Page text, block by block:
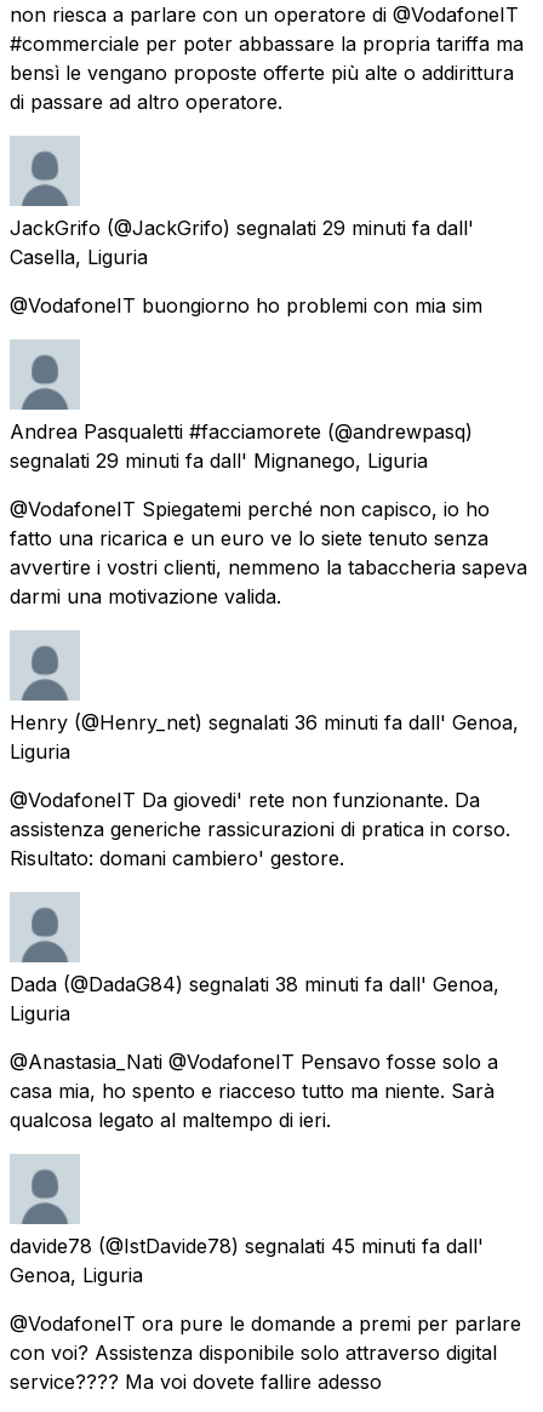
non riesca a parlare con un operatore di @VodafoneIT
#commerciale per poter abbassare la propria tariffa ma
bensì le vengano proposte offerte più alte o addirittura
di passare ad altro operatore.
JackGrifo (@JackGrifo) segnalati 29 minuti fa dall'
Casella, Liguria
@VodafoneIT buongiorno ho problemi con mia sim
Andrea Pasqualetti #facciamorete (@andrewpasq)
segnalati 29 minuti fa dall' Mignanego, Liguria
@VodafoneIT Spiegatemi perché non capisco, io ho
fatto una ricarica e un euro ve lo siete tenuto senza
avvertire i vostri clienti, nemmeno la tabaccheria sapeva
darmi una motivazione valida.
Henry (@Henry_net) segnalati 36 minuti fa dall' Genoa,
Liguria
@VodafoneIT Da giovedi' rete non funzionante. Da
assistenza generiche rassicurazioni di pratica in corso.
Risultato: domani cambiero' gestore.
Dada (@DadaG84) segnalati 38 minuti fa dall' Genoa,
Liguria
@Anastasia_Nati @VodafoneIT Pensavo fosse solo a
casa mia, ho spento e riacceso tutto ma niente. Sarà
qualcosa legato al maltempo di ieri.
davide78 (@IstDavide78) segnalati 45 minuti fa dall'
Genoa, Liguria
@VodafoneIT ora pure le domande a premi per parlare
con voi? Assistenza disponibile solo attraverso digital
service???? Ma voi dovete fallire adesso